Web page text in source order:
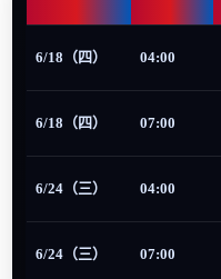
6/18（四） 04:00
6/18（四） 07:00
6/24（三） 04:00
6/24（三） 07:00